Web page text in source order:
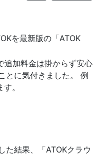
を最新版の「ATOK
加料金は掛からず安心
とに気付きました。 例
。
た結果、「ATOKクラウ